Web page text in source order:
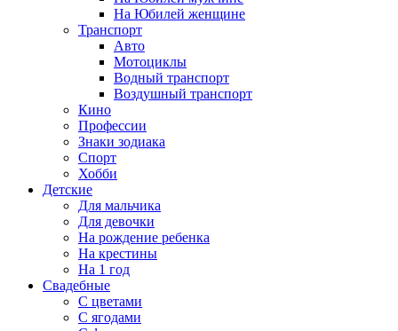
На Юбилей женщине
Транспорт
Авто
Мотоциклы
Водный транспорт
Воздушный транспорт
Кино
Профессии
Знаки зодиака
Спорт
Хобби
Детские
Для мальчика
Для девочки
На рождение ребенка
На крестины
На 1 год
Свадебные
С цветами
С ягодами